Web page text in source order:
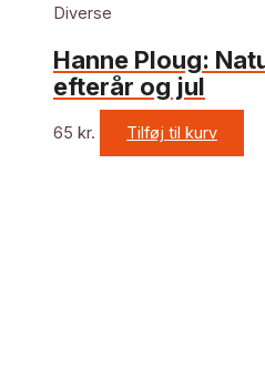
Diverse
Hanne Ploug:
efterår og jul
65 kr. Tilføj til kurv